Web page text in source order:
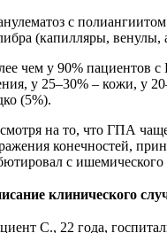
с
(капилляры, венулы,
чем у 90% пациентов
у 25–30% – кожи, у
(5%).
на то, что ГПА
конечностей,
с
клинического
С., 22 года,